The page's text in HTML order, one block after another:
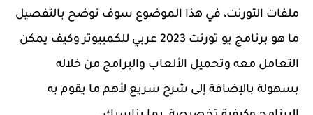
ملفات التورنت، في هذا الموضوع سوف نوضح بالتفصيل
ما هو برنامج يو تورنت 2023 عربي للكمبيوتر وكيف يمكن
التعامل معه وتحميل الألعاب والبرامج من خلاله
بسهولة بالإضافة إلى شرح سريع لأهم ما يقوم به